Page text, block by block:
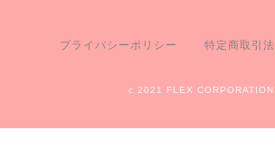
プライバシーポリシー 特定商取引
c 2021 FLEX CORPORATION.